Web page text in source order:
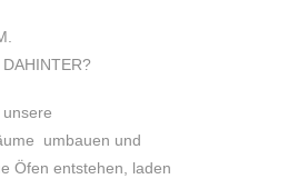
umbauen und
Öfen entstehen, laden